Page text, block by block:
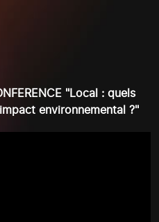
"Local : quels
environnemental ?"